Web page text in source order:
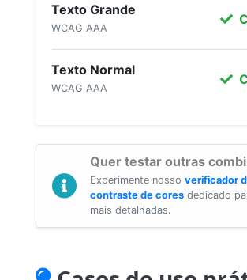
Texto Grande
WCAG AAA
Texto Normal
WCAG AAA
Quer testar outras
Experimente nosso verificador
contraste de cores dedicado
mais detalhadas.